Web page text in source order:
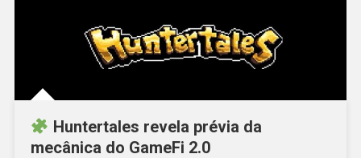
Huntertales revela prévia da
mecânica do GameFi 2.0